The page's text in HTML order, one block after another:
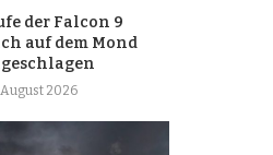
der Falcon 9
auf dem Mond
August 2026